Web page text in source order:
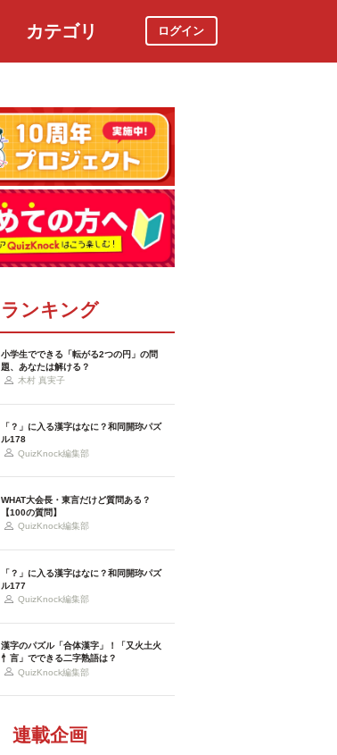
カテゴリ ログイン
ランキング
小学生でできる「転がる2つの円」の問
題、あなたは解ける？
木村 真実子
「？」に入る漢字はなに？和同開珎パズ
ル178
QuizKnock編集部
WHAT大会長・東言だけど質問ある？
【100の質問】
QuizKnock編集部
「？」に入る漢字はなに？和同開珎パズ
ル177
QuizKnock編集部
漢字のパズル「合体漢字」！「又火土火
忄言」でできる二字熟語は？
QuizKnock編集部
連載企画